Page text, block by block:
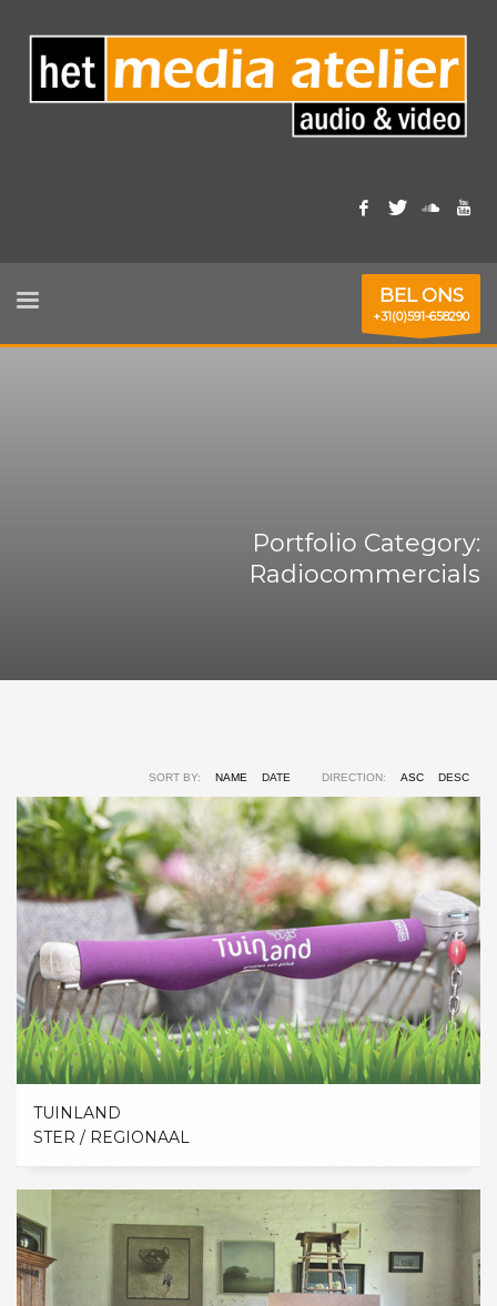
BEL ONS
+31(0)591-658290
Portfolio Category:
Radiocommercials
SORT BY: NAME DATE DIRECTION: ASC DESC
TUINLAND
STER / REGIONAAL